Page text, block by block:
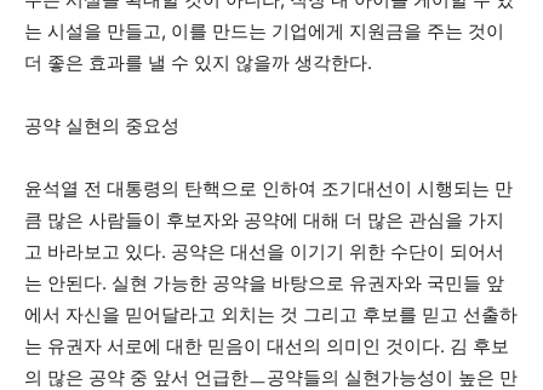
는 시설을 만들고, 이를 만드는 기업에게 지원금을 주는 것이
더 좋은 효과를 낼 수 있지 않을까 생각한다.
공약 실현의 중요성
윤석열 전 대통령의 탄핵으로 인하여 조기대선이 시행되는 만
큼 많은 사람들이 후보자와 공약에 대해 더 많은 관심을 가지
고 바라보고 있다. 공약은 대선을 이기기 위한 수단이 되어서
는 안된다. 실현 가능한 공약을 바탕으로 유권자와 국민들 앞
에서 자신을 믿어달라고 외치는 것 그리고 후보를 믿고 선출하
는 유권자 서로에 대한 믿음이 대선의 의미인 것이다. 김 후보
의 많은 공약 중 앞서 언급한ㅡ공약들의 실현가능성이 높은 만